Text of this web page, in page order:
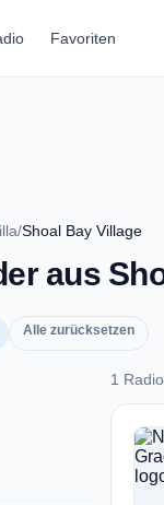
Favoriten
/Shoal Bay Village
aus
Alle zurücksetzen
1
1